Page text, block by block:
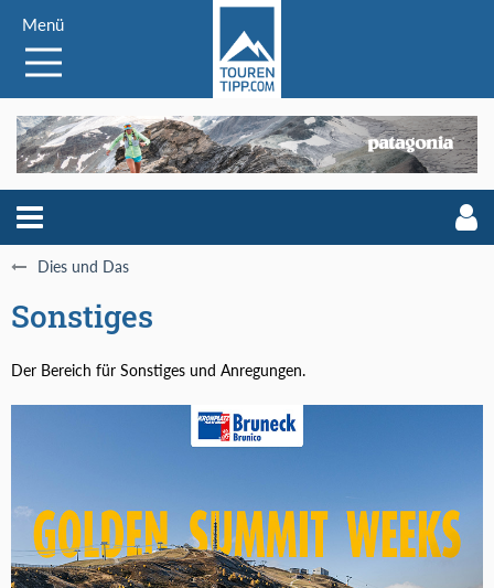
Menü
Dies und Das
Sonstiges
Der Bereich für Sonstiges und Anregungen.